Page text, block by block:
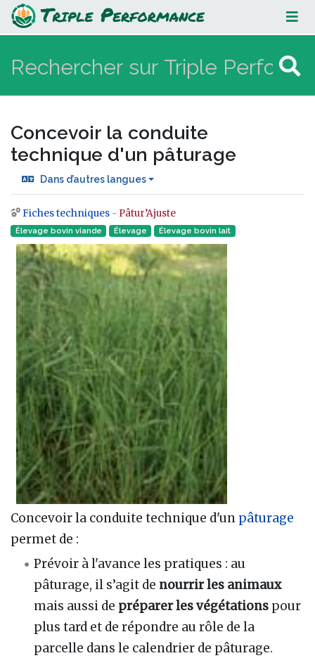
Concevoir la conduite technique
d'un pâturage
Concevoir la conduite
technique d'un pâturage
Dans d’autres langues
Aller à :navigation,rechercher
Fiches techniques - Pâtur’Ajuste
Élevage bovin viande Élevage Élevage bovin lait
Concevoir la conduite technique d'un pâturage
permet de :
Prévoir à l'avance les pratiques : au
pâturage, il s’agit de nourrir les animaux
mais aussi de préparer les végétations pour
plus tard et de répondre au rôle de la
parcelle dans le calendrier de pâturage.